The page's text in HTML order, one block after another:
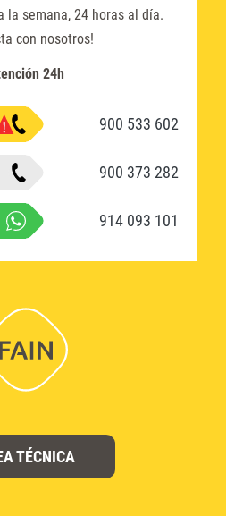
la semana, 24 horas al día.
con nosotros!
24h
900 533 602
900 373 282
914 093 101
TÉCNICA